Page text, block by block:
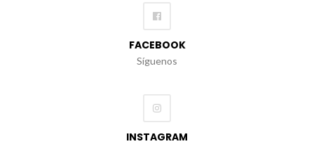
FACEBOOK
Síguenos
INSTAGRAM